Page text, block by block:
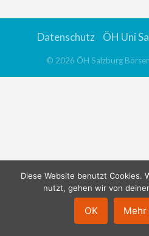
Datenschutz ÖH Uni
© 2026 ÖH Salzburg Börsen
Diese Website benutzt Cookies.
nutzt, gehen wir von
OK